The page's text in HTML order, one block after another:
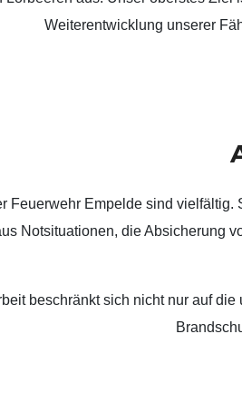
Weiterentwicklung unserer
Feuerwehr Empelde sind
Notsituationen, die Absicherung
beschränkt sich nicht nur auf